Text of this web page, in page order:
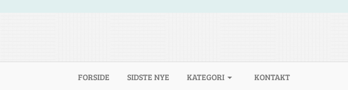
FORSIDE (CURRENT)
SIDSTE NYE KATEGORI KONTAKT